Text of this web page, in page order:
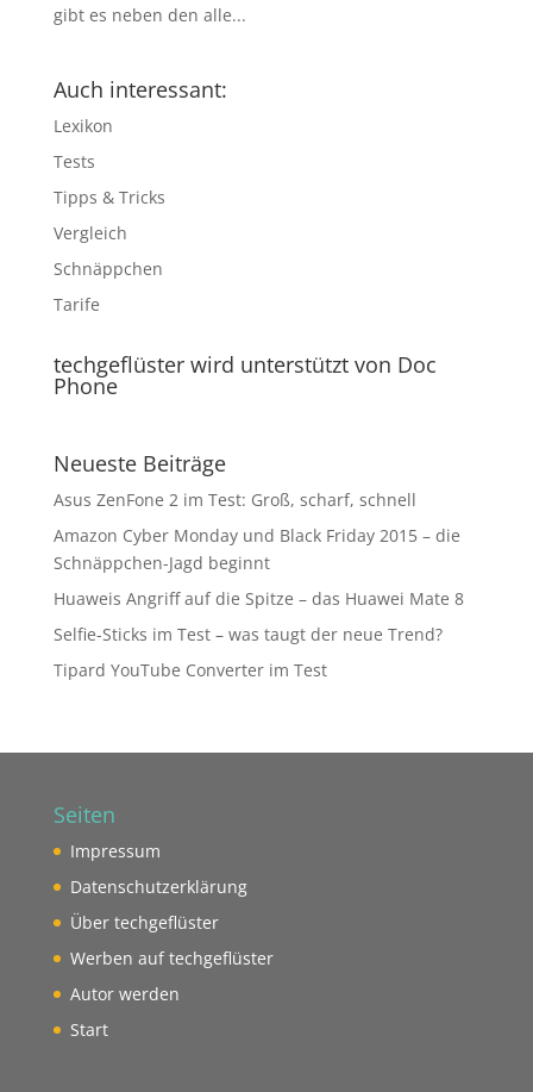
gibt es neben den alle...
Auch interessant:
Lexikon
Tests
Tipps & Tricks
Vergleich
Schnäppchen
Tarife
techgeflüster wird unterstützt von Doc
Phone
Neueste Beiträge
Asus ZenFone 2 im Test: Groß, scharf, schnell
Amazon Cyber Monday und Black Friday 2015 – die
Schnäppchen-Jagd beginnt
Huaweis Angriff auf die Spitze – das Huawei Mate 8
Selfie-Sticks im Test – was taugt der neue Trend?
Tipard YouTube Converter im Test
Seiten
Impressum
Datenschutzerklärung
Über techgeflüster
Werben auf techgeflüster
Autor werden
Start